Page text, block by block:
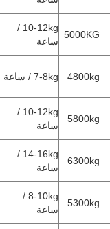
5000KG
10-12kg /
ساعة
4800kg 7-8kg / ساعة
5800kg
10-12kg /
ساعة
6300kg
14-16kg /
ساعة
5300kg
8-10kg /
ساعة